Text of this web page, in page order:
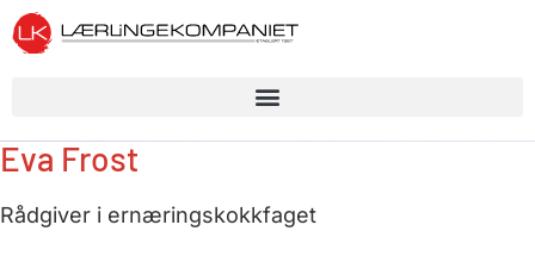
Eva Frost
Rådgiver i ernæringskokkfaget